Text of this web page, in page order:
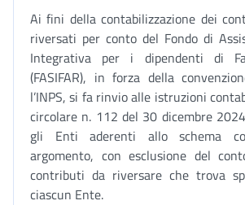
Ai fini della contabilizzazione dei
riversati per conto del Fondo di
Integrativa per i dipendenti di
(FASIFAR), in forza della
l’INPS, si fa rinvio alle istruzioni
circolare n. 112 del 30 dicembre
gli Enti aderenti allo schema
argomento, con esclusione del
contributi da riversare che trova
ciascun Ente.